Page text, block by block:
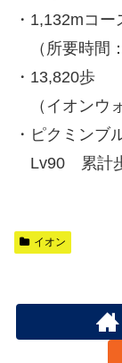
・1,132mコー
（所要時間
・13,820歩
（イオンウ
・ピクミンブ
Lv90 累計
イオン